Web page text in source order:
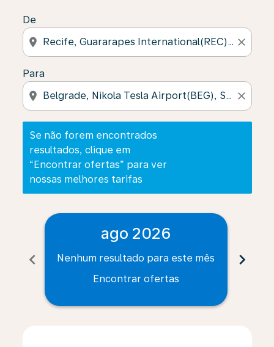
De
location_on close
Para
location_on close
Se não forem encontrados
resultados, clique em
“Encontrar ofertas” para ver
nossas melhores tarifas
chevron_left
ago 2026
Nenhum resultado para este mês
Encontrar ofertas
chevron_right